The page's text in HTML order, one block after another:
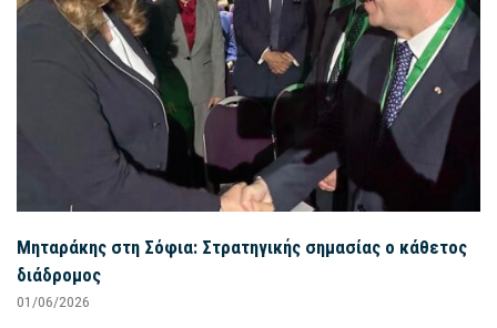
Μηταράκης στη Σόφια: Στρατηγικής σημασίας ο κάθετος
διάδρομος
01/06/2026